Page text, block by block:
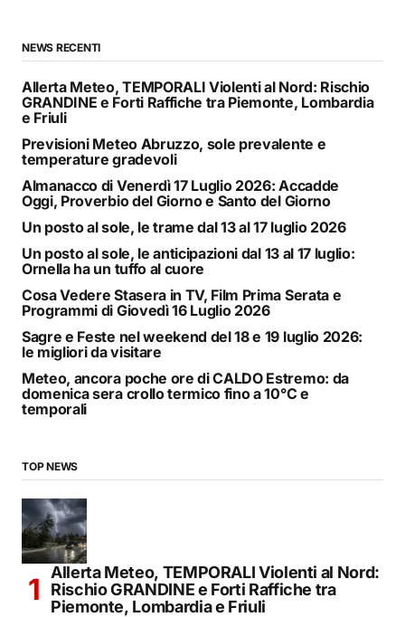
NEWS RECENTI
Allerta Meteo, TEMPORALI Violenti al Nord: Rischio
GRANDINE e Forti Raffiche tra Piemonte, Lombardia
e Friuli
Previsioni Meteo Abruzzo, sole prevalente e
temperature gradevoli
Almanacco di Venerdì 17 Luglio 2026: Accadde
Oggi, Proverbio del Giorno e Santo del Giorno
Un posto al sole, le trame dal 13 al 17 luglio 2026
Un posto al sole, le anticipazioni dal 13 al 17 luglio:
Ornella ha un tuffo al cuore
Cosa Vedere Stasera in TV, Film Prima Serata e
Programmi di Giovedì 16 Luglio 2026
Sagre e Feste nel weekend del 18 e 19 luglio 2026:
le migliori da visitare
Meteo, ancora poche ore di CALDO Estremo: da
domenica sera crollo termico fino a 10°C e
temporali
TOP NEWS
Allerta Meteo, TEMPORALI Violenti al Nord:
Rischio GRANDINE e Forti Raffiche tra
Piemonte, Lombardia e Friuli